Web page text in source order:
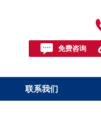
免费咨询
联系我们